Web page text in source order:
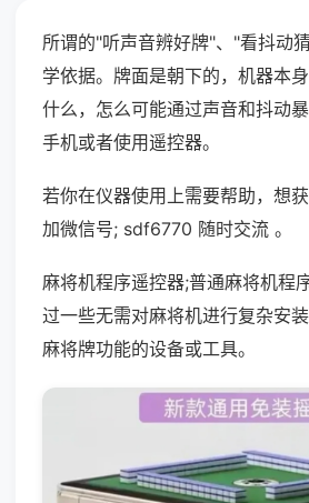
所谓的"听声音辨好牌"、"看抖动
学依据。牌面是朝下的，机器本
什么，怎么可能通过声音和抖动
手机或者使用遥控器。
若你在仪器使用上需要帮助，想
加微信号; sdf6770 随时交流 。
麻将机程序遥控器;普通麻将机程
过一些无需对麻将机进行复杂安
麻将牌功能的设备或工具。